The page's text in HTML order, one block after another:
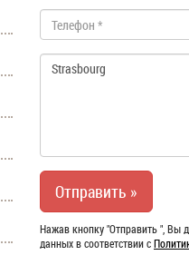
Нажав кнопку "Отправить ", Вы
данных в соответствии с